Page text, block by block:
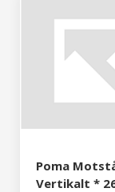
Poma
Vertikalt *